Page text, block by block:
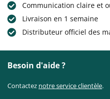
Communication claire et
Livraison en 1 semaine
Distributeur officiel des
Besoin d'aide ?
Contactez notre service clientèle.